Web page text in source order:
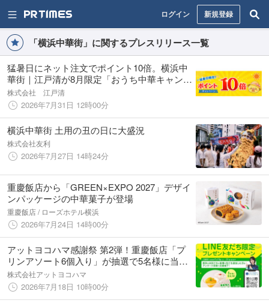
ログイン 新規登録
「横浜中華街」に関するプレスリリース一覧
猛暑日にネット注文でポイント10倍。横浜中
華街｜江戸清が8月限定「おうち中華キャンペ
ーン」を開催。
株式会社 江戸清
2026年7月31日 12時00分
横浜中華街 土用の丑の日に大盛況
株式会社友利
2026年7月27日 14時24分
重慶飯店から「GREEN×EXPO 2027」デザイ
ンパッケージの中華菓子が登場
重慶飯店 / ローズホテル横浜
2026年7月24日 14時00分
アットヨコハマ感謝祭 第2弾！重慶飯店「プ
リンアソート6個入り」が抽選で5名様に当た
るLINE友だちキャンペーンを開催
株式会社アットヨコハマ
2026年7月18日 10時00分